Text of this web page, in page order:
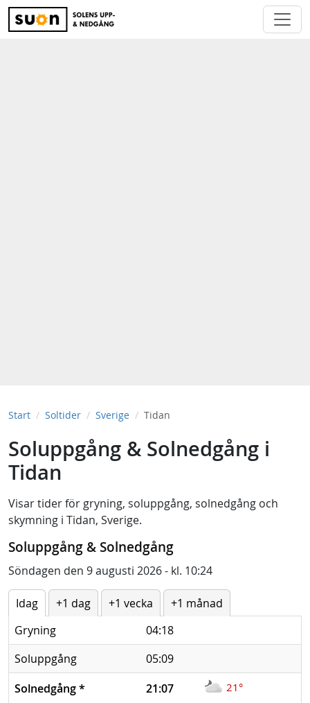
Start Soltider Sverige Tidan
Soluppgång & Solnedgång i
Tidan
Visar tider för gryning, soluppgång, solnedgång och
skymning i Tidan, Sverige.
Soluppgång & Solnedgång
Söndagen den 9 augusti 2026 - kl. 10:24
Idag +1 dag +1 vecka
+1 månad
Gryning
04:18
Soluppgång
05:09
Solnedgång* 21:07 21°